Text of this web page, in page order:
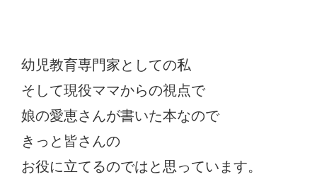
幼児教育専門家としての私
そして現役ママからの視点で
娘の愛恵さんが書いた本なので
きっと皆さんの
お役に立てるのではと思っています。